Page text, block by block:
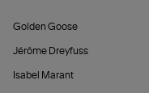
Golden Goose
Jérôme Dreyfuss
Isabel Marant